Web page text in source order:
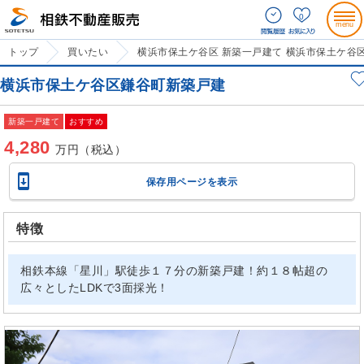
0
トップ 買いたい 横浜市保土ケ谷区 新築一戸建て 横浜市保土ケ谷
横浜市保土ケ谷区鎌谷町新築戸建
新築一戸建て おすすめ
4,280万円（税込）
 保存用ページを表示
特徴
相鉄本線「星川」駅徒歩１７分の新築戸建！約１８帖超の
広々としたLDKで3面採光！